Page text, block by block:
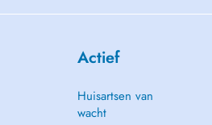
Actief
Huisartsen van
wacht